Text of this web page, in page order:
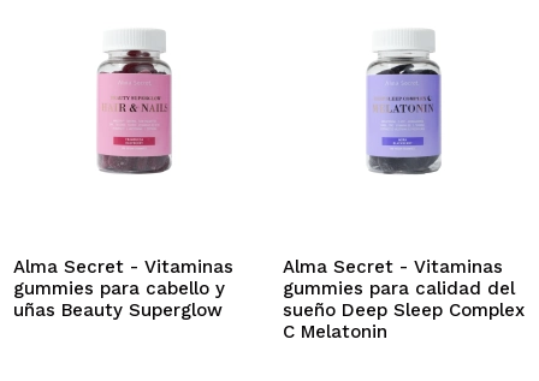
No tengo cuenta aquí
QUIERO REGISTRARME
pedidos y consultar tus operaciones anteriores.
CREAR CUENTA
Alma Secret - Vitaminas
gummies para cabello y
uñas Beauty Superglow
Alma Secret - Vitaminas
gummies para calidad del
sueño Deep Sleep Complex
C Melatonin